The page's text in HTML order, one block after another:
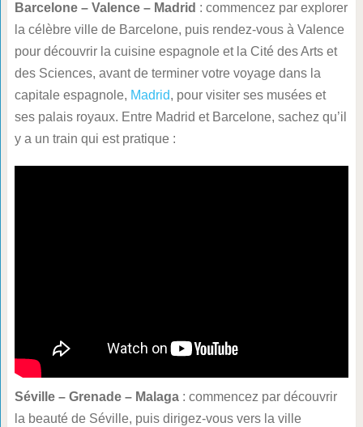
Barcelone – Valence – Madrid : commencez par explorer
la célèbre ville de Barcelone, puis rendez-vous à Valence
pour découvrir la cuisine espagnole et la Cité des Arts et
des Sciences, avant de terminer votre voyage dans la
capitale espagnole, Madrid, pour visiter ses musées et
ses palais royaux. Entre Madrid et Barcelone, sachez qu’il
y a un train qui est pratique :
Séville – Grenade – Malaga: commencez par découvrir
la beauté de Séville, puis dirigez-vous vers la ville